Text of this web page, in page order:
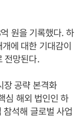
원을 기록했다. 하
에 대한 기대감이
전망된다.
공략 본격화
심 해외 법인인 하
석해 글로벌 사업